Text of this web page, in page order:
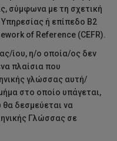
σύμφωνα με τη σχετική
ή επίπεδο Β2
of Reference (CEFR).
ίου, η/ο οποία/ος δεν
πλαίσια που
γλώσσας αυτή/
στο οποίο υπάγεται,
δεσμεύεται να
Γλώσσας σε